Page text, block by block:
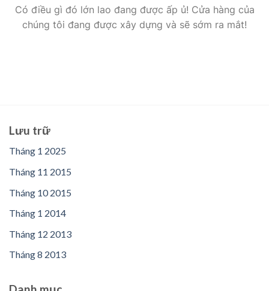
Có điều gì đó lớn lao đang được ấp ủ! Cửa hàng của
chúng tôi đang được xây dựng và sẽ sớm ra mắt!
Lưu trữ
Tháng 1 2025
Tháng 11 2015
Tháng 10 2015
Tháng 1 2014
Tháng 12 2013
Tháng 8 2013